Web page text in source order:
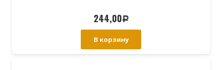
244,00Р
В корзину